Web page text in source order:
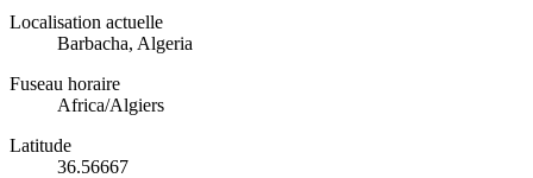
Localisation actuelle
Barbacha, Algeria
Fuseau horaire
Africa/Algiers
Latitude
36.56667